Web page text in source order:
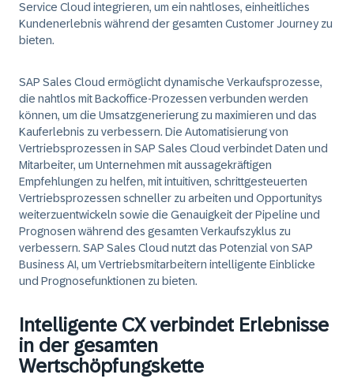
Service Cloud integrieren, um ein nahtloses, einheitliches
Kundenerlebnis während der gesamten Customer Journey zu
bieten.
SAP Sales Cloud ermöglicht dynamische Verkaufsprozesse,
die nahtlos mit Backoffice-Prozessen verbunden werden
können, um die Umsatzgenerierung zu maximieren und das
Kauferlebnis zu verbessern. Die Automatisierung von
Vertriebsprozessen in SAP Sales Cloud verbindet Daten und
Mitarbeiter, um Unternehmen mit aussagekräftigen
Empfehlungen zu helfen, mit intuitiven, schrittgesteuerten
Vertriebsprozessen schneller zu arbeiten und Opportunitys
weiterzuentwickeln sowie die Genauigkeit der Pipeline und
Prognosen während des gesamten Verkaufszyklus zu
verbessern. SAP Sales Cloud nutzt das Potenzial von SAP
Business AI, um Vertriebsmitarbeitern intelligente Einblicke
und Prognosefunktionen zu bieten.
Intelligente CX verbindet Erlebnisse
in der gesamten
Wertschöpfungskette